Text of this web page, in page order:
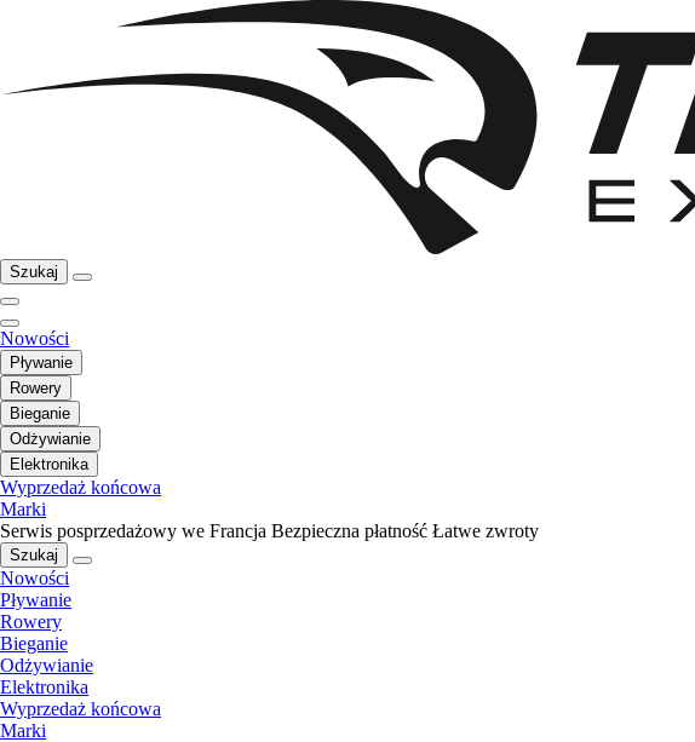
Szukaj
Nowości
Pływanie
Rowery
Bieganie
Odżywianie
Elektronika
Wyprzedaż końcowa
Marki
Serwis posprzedażowy we Francja Bezpieczna płatność Łatwe zwroty
Szukaj
Nowości
Pływanie
Rowery
Bieganie
Odżywianie
Elektronika
Wyprzedaż końcowa
Marki